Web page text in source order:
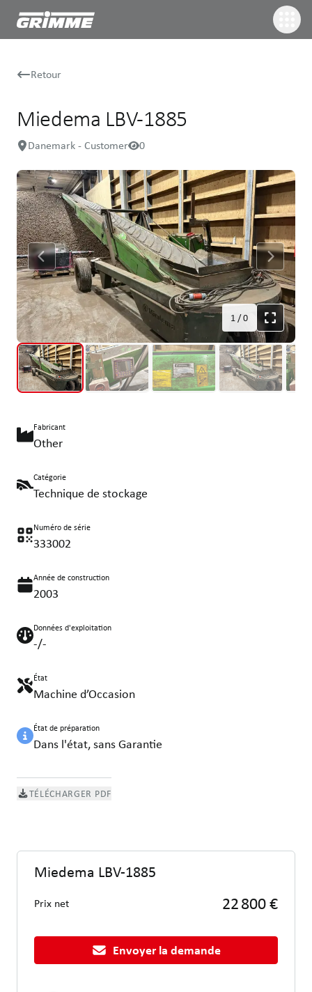
Retour
Miedema LBV-1885
Danemark - Customer 0
1/0
Fabricant
Other
Catégorie
Technique de stockage
Numéro de série
333002
Année de construction
2003
Données d'exploitation
-/-
État
Machine d’Occasion
État de préparation
Dans l'état, sans Garantie
TÉLÉCHARGER PDF
Miedema LBV-1885
Prix net 22 800 €
Envoyer la demande